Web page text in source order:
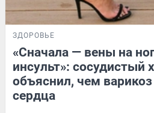
ЗДОРОВЬЕ
«Сначала — вены на
инсульт»: сосудистый
объяснил, чем
сердца